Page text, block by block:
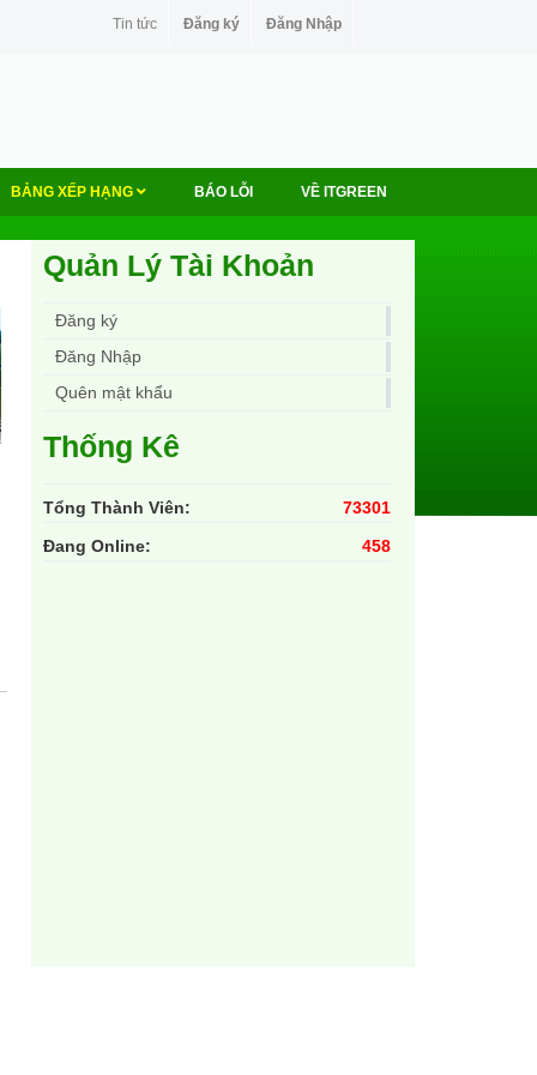
Tin tức Đăng ký Đăng Nhập
BẢNG XẾP HẠNG BÁO LỖI VỀ ITGREEN
Quản Lý Tài Khoản
Đăng ký
Đăng Nhập
Quên mật khẩu
Thống Kê
Tổng Thành Viên:
73301
Đang Online:
458